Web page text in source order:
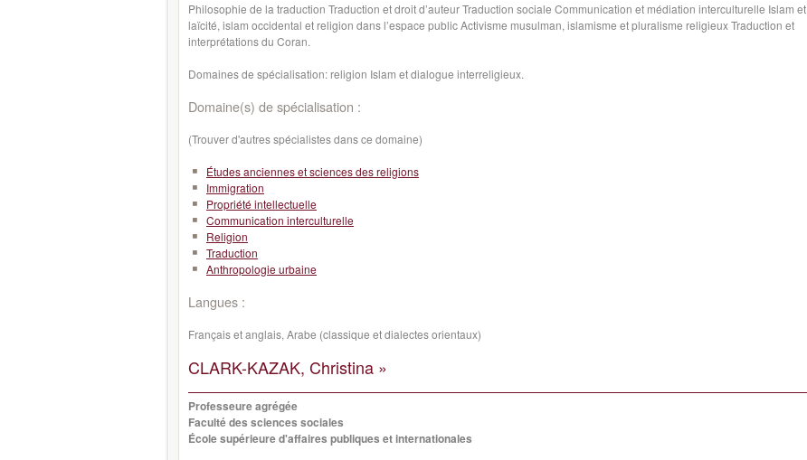
Philosophie de la traduction Traduction et droit d’auteur Traduction sociale Communication et médiation interculturelle Islam et
laïcité, islam occidental et religion dans l’espace public Activisme musulman, islamisme et pluralisme religieux Traduction et
interprétations du Coran.
Domaines de spécialisation: religion Islam et dialogue interreligieux.
Domaine(s) de spécialisation :
(Trouver d'autres spécialistes dans ce domaine)
Études anciennes et sciences des religions
Immigration
Propriété intellectuelle
Communication interculturelle
Religion
Traduction
Anthropologie urbaine
Langues :
Français et anglais, Arabe (classique et dialectes orientaux)
CLARK-KAZAK, Christina »
Professeure agrégée
Faculté des sciences sociales
École supérieure d'affaires publiques et internationales